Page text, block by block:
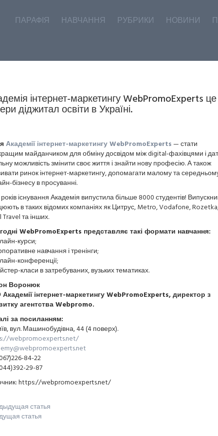
ПАРАФІЯ НАВЧАННЯ РУБРИКИ НОВИНИ
інтернет-маркетингу WebPromoExperts це
діджитал освіти в Україні.
Академії інтернет-маркетингу WebPromoExperts— стати
майданчиком для обміну досвідом між digital-фахівцями і
можливість змінити своє життя і знайти нову професію. А також
ринок інтернет-маркетингу, допомагати малому та
бізнесу в просуванні.
існування Академія випустила більше 8000 студентів!
в таких відомих компаніях як Цитрус, Metro, Vodafone,
Travel та інших.
WebPromoExperts представляє такі формати навчання:
курси;
навчання і тренінги;
конференції;
класи в затребуваних, вузьких тематиках.
Воронюк
інтернет-маркетингу WebPromoExperts, директор з
агентства Webpromo.
за посиланням:
вул. Машинобудівна, 44 (4 поверх).
webpromoexperts.net/
84-22
29-87
https://webpromoexperts.net/
статья
статья